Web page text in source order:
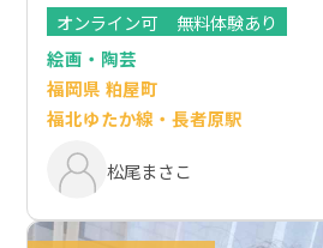
オンライン可
無料体験あり
絵画・陶芸
福岡県 粕屋町
福北ゆたか線・長者原駅
松尾まさこ